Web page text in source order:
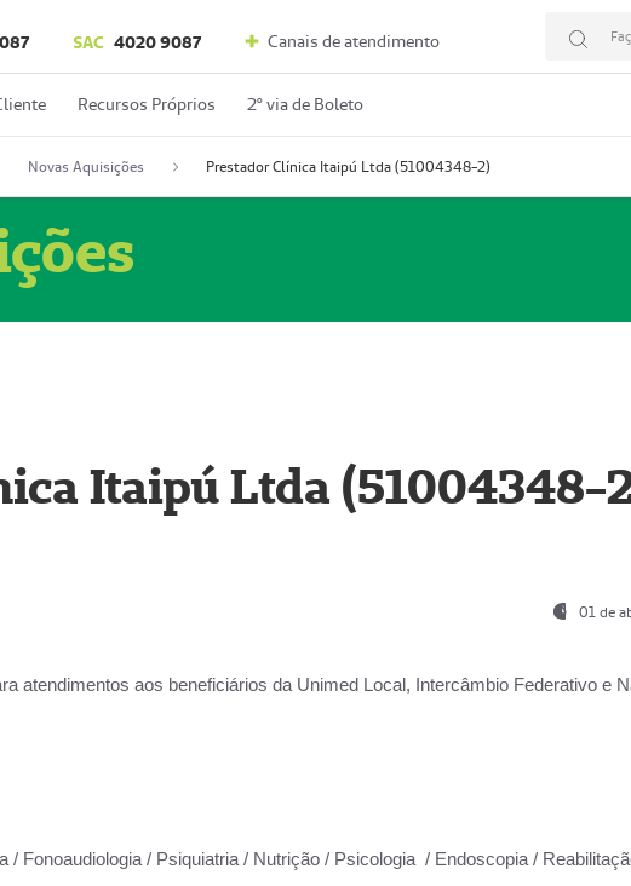
SAC 4020 9087 Canais de atendimento
Recursos Próprios 2º via de Boleto
Novas Aquisições Prestador Clínica Itaipú Ltda (51004348-2)
Itaipú Ltda (51004348-
01 de
atendimentos aos beneficiários da Unimed Local, Intercâmbio Federativo e
/ Fonoaudiologia / Psiquiatria / Nutrição / Psicologia / Endoscopia /